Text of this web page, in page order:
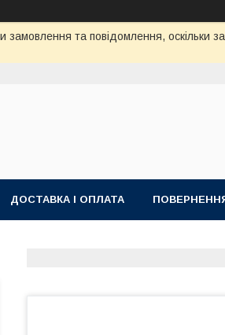
та повідомлення, оскільки
ДОСТАВКА І ОПЛАТА